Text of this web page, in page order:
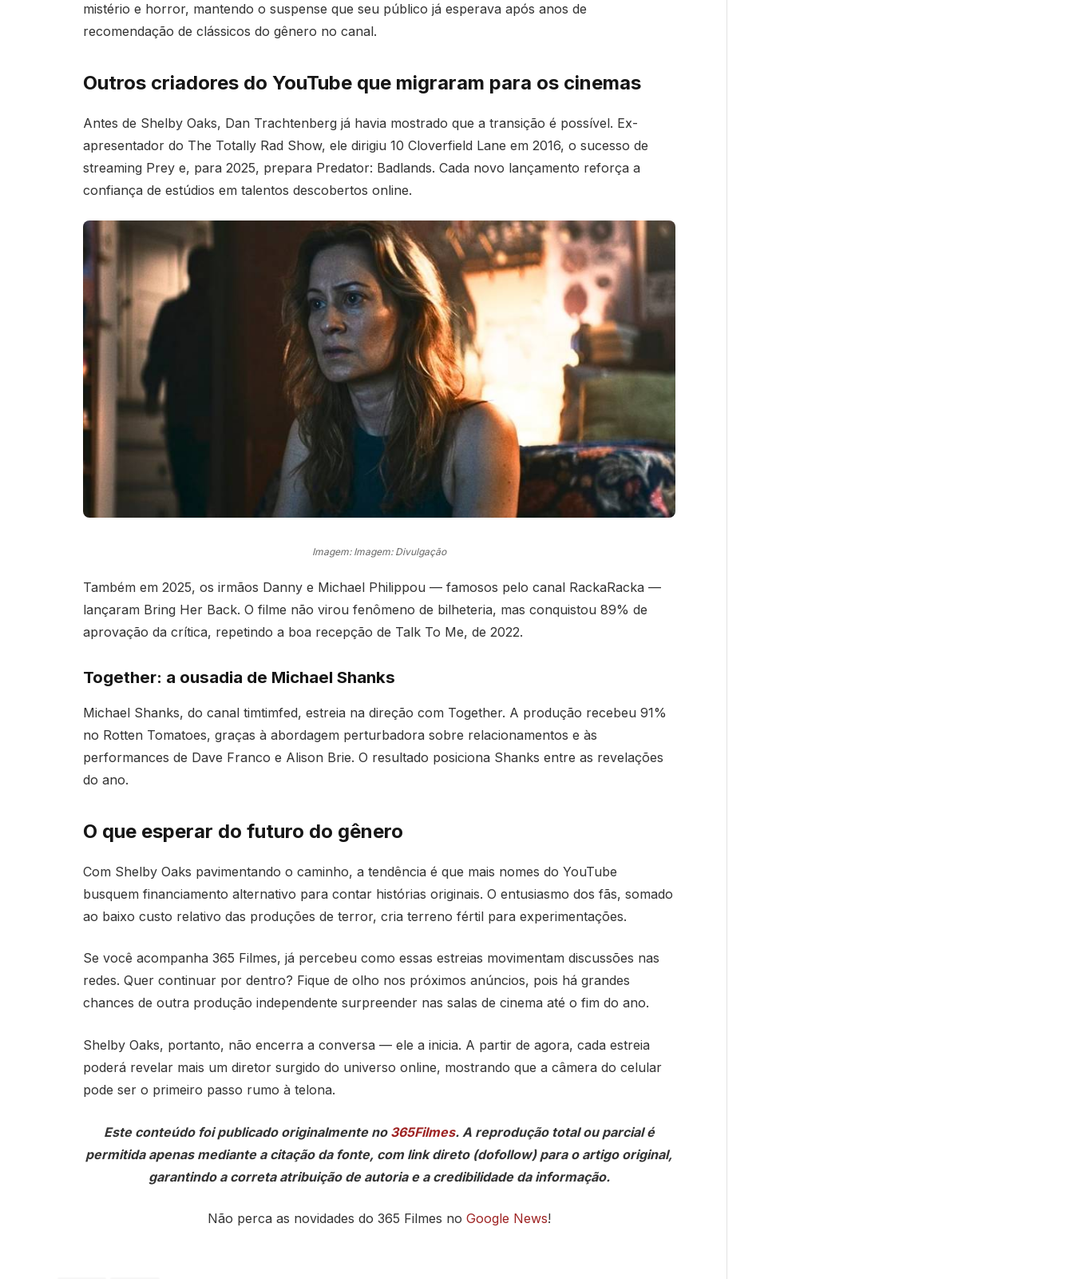
mistério e horror, mantendo o suspense que seu público já esperava após anos de
recomendação de clássicos do gênero no canal.
Outros criadores do YouTube que migraram para os cinemas
Antes de Shelby Oaks, Dan Trachtenberg já havia mostrado que a transição é possível. Ex-
apresentador do The Totally Rad Show, ele dirigiu 10 Cloverfield Lane em 2016, o sucesso de
streaming Prey e, para 2025, prepara Predator: Badlands. Cada novo lançamento reforça a
confiança de estúdios em talentos descobertos online.
Imagem: Imagem: Divulgação
Também em 2025, os irmãos Danny e Michael Philippou — famosos pelo canal RackaRacka —
lançaram Bring Her Back. O filme não virou fenômeno de bilheteria, mas conquistou 89% de
aprovação da crítica, repetindo a boa recepção de Talk To Me, de 2022.
Together: a ousadia de Michael Shanks
Michael Shanks, do canal timtimfed, estreia na direção com Together. A produção recebeu 91%
no Rotten Tomatoes, graças à abordagem perturbadora sobre relacionamentos e às
performances de Dave Franco e Alison Brie. O resultado posiciona Shanks entre as revelações
do ano.
O que esperar do futuro do gênero
Com Shelby Oaks pavimentando o caminho, a tendência é que mais nomes do YouTube
busquem financiamento alternativo para contar histórias originais. O entusiasmo dos fãs, somado
ao baixo custo relativo das produções de terror, cria terreno fértil para experimentações.
Se você acompanha 365 Filmes, já percebeu como essas estreias movimentam discussões nas
redes. Quer continuar por dentro? Fique de olho nos próximos anúncios, pois há grandes
chances de outra produção independente surpreender nas salas de cinema até o fim do ano.
Shelby Oaks, portanto, não encerra a conversa — ele a inicia. A partir de agora, cada estreia
poderá revelar mais um diretor surgido do universo online, mostrando que a câmera do celular
pode ser o primeiro passo rumo à telona.
Este conteúdo foi publicado originalmente no 365Filmes. A reprodução total ou parcial é
permitida apenas mediante a citação da fonte, com link direto (dofollow) para o artigo original,
garantindo a correta atribuição de autoria e a credibilidade da informação.
Não perca as novidades do 365 Filmes no Google News!